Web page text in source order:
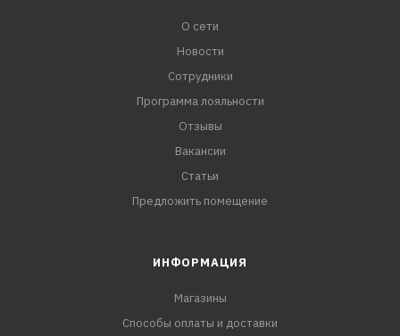
О сети
Новости
Сотрудники
Программа лояльности
Отзывы
Вакансии
Статьи
Предложить помещение
ИНФОРМАЦИЯ
Магазины
Способы оплаты и доставки